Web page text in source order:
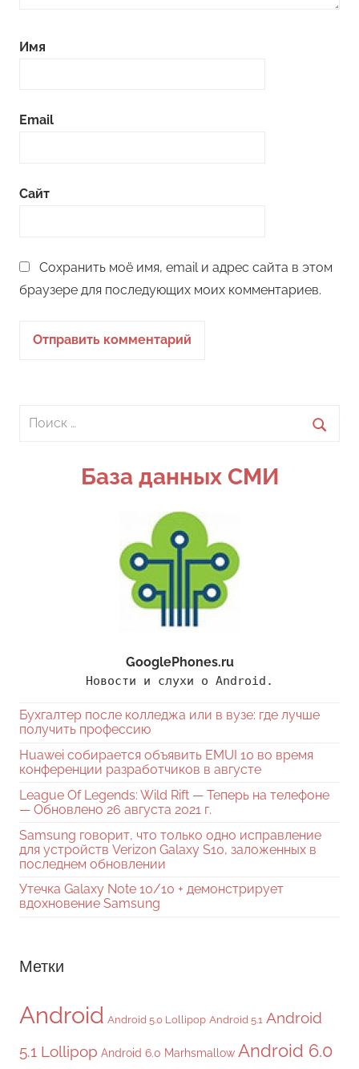
Имя
Email
Сайт
Сохранить моё имя, email и адрес сайта в этом
браузере для последующих моих комментариев.
Поиск
База данных СМИ
GooglePhones.ru
Новости и слухи о Android.
Бухгалтер после колледжа или в вузе: где лучше
получить профессию
Huawei собирается объявить EMUI 10 во время
конференции разработчиков в августе
League Of Legends: Wild Rift — Теперь на телефоне
— Обновлено 26 августа 2021 г.
Samsung говорит, что только одно исправление
для устройств Verizon Galaxy S10, заложенных в
последнем обновлении
Утечка Galaxy Note 10/10 + демонстрирует
вдохновение Samsung
Метки
Android Android 5.0 Lollipop Android 5.1 Android
5.1 Lollipop Android 6.0 Marhsmallow Android 6.0